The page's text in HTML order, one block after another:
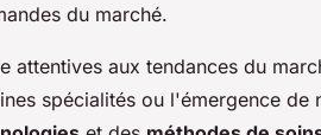
du marché.
attentives aux tendances du
spécialités ou l'émergence de